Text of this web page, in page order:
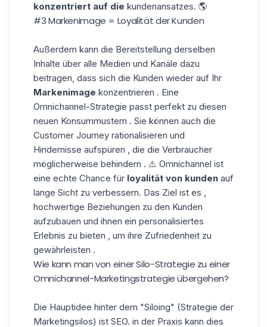
konzentriert auf die kundenansatzes. 🌎
#3 Markenimage = Loyalität der Kunden
Außerdem kann die Bereitstellung derselben
Inhalte über alle Medien und Kanäle dazu
beitragen, dass sich die Kunden wieder auf Ihr
Markenimage konzentrieren . Eine
Omnichannel-Strategie passt perfekt zu diesen
neuen Konsummustern . Sie können auch die
Customer Journey rationalisieren und
Hindernisse aufspüren , die die Verbraucher
möglicherweise behindern . ⚠️ Omnichannel ist
eine echte Chance für loyalität von kunden auf
lange Sicht zu verbessern. Das Ziel ist es ,
hochwertige Beziehungen zu den Kunden
aufzubauen und ihnen ein personalisiertes
Erlebnis zu bieten , um ihre Zufriedenheit zu
gewährleisten .
Wie kann man von einer Silo-Strategie zu einer
Omnichannel-Marketingstrategie übergehen?
Die Hauptidee hinter dem "Siloing" (Strategie der
Marketingsilos) ist SEO. in der Praxis kann dies